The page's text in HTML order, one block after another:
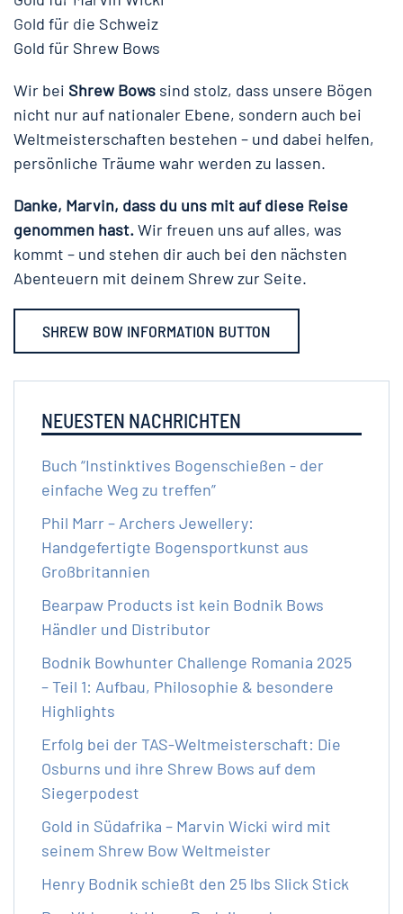
Gold für die Schweiz
Gold für Shrew Bows
Wir bei Shrew Bows sind stolz, dass unsere Bögen
nicht nur auf nationaler Ebene, sondern auch bei
Weltmeisterschaften bestehen – und dabei helfen,
persönliche Träume wahr werden zu lassen.
Danke, Marvin, dass du uns mit auf diese Reise
genommen hast.Wir freuen uns auf alles, was
kommt – und stehen dir auch bei den nächsten
Abenteuern mit deinem Shrew zur Seite.
SHREW BOW INFORMATION BUTTON
NEUESTEN NACHRICHTEN
Buch “Instinktives Bogenschießen - der
einfache Weg zu treffen”
Phil Marr – Archers Jewellery:
Handgefertigte Bogensportkunst aus
Großbritannien
Bearpaw Products ist kein Bodnik Bows
Händler und Distributor
Bodnik Bowhunter Challenge Romania 2025
– Teil 1: Aufbau, Philosophie & besondere
Highlights
Erfolg bei der TAS-Weltmeisterschaft: Die
Osburns und ihre Shrew Bows auf dem
Siegerpodest
Gold in Südafrika – Marvin Wicki wird mit
seinem Shrew Bow Weltmeister
Henry Bodnik schießt den 25 lbs Slick Stick